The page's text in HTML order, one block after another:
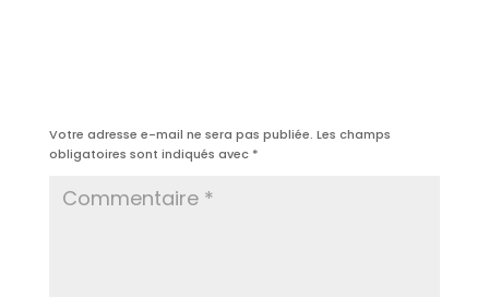
Votre adresse e-mail ne sera pas publiée. Les champs
obligatoires sont indiqués avec *